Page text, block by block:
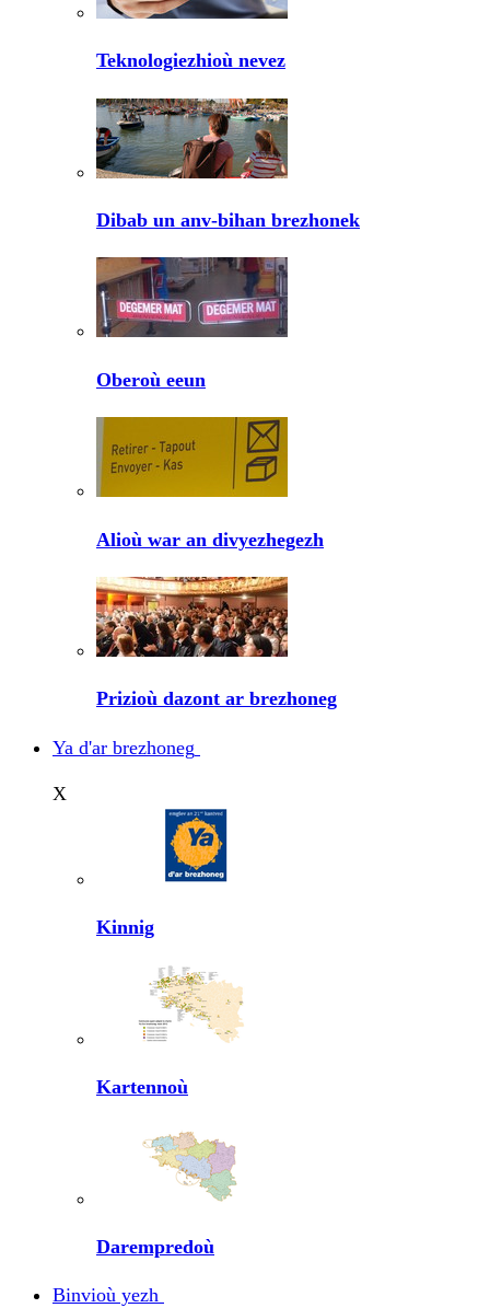
Teknologiezhioù nevez
Dibab un anv-bihan brezhonek
Oberoù eeun
Alioù war an divyezhegezh
Prizioù dazont ar brezhoneg
Ya d'ar brezhoneg
X
Kinnig
Kartennoù
Darempredoù
Binvioù yezh